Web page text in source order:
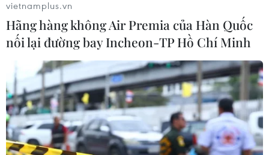
Nghệ An: Cầu tràn xuống cấp, tiềm ẩn
vietnamplus.vn
Hãng hàng không Air Premia của Hàn Quốc
nối lại đường bay Incheon-TP Hồ Chí Minh